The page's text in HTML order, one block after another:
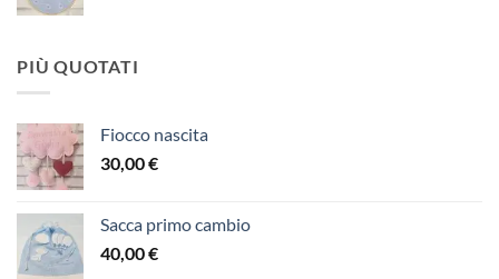
PIÙ QUOTATI
Fiocco nascita
30,00€
Sacca primo cambio
40,00€